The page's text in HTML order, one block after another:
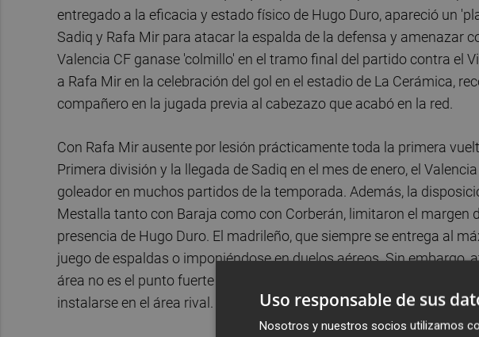
entregado a la eficacia y estado físico de Hugo Duro, apareció un
Sadiq y Rafa Mir para atacar la espalda de la defensa y amenazar
Valencia CF ganase 'colmillo' en el tramo final del partido contra el
a Rafa Mir en la celebración del gol en el estadio de La Cerámica,
compañero en la jugada previa al cabezazo que acabó en la red.
Con Rafa Mir ausente por lesión prácticamente toda la primera
Primera división y la llegada de Sadiq en el mes de enero, el
goleador en muchos partidos de la temporada. Además, la
Mestalla tanto con Baraja como con Corberán, limitaron el margen
presencia de Hugo Duro. El madrileño, que siempre se entrega al
juego de espaldas o imponiéndose en duelos aéreos. Sin embargo,
área no es el punto fuerte del '9' valencianista, que se siente más
instalarse en el área rival.
Uso responsable de sus
Nosotros y nuestros socios utilizamos